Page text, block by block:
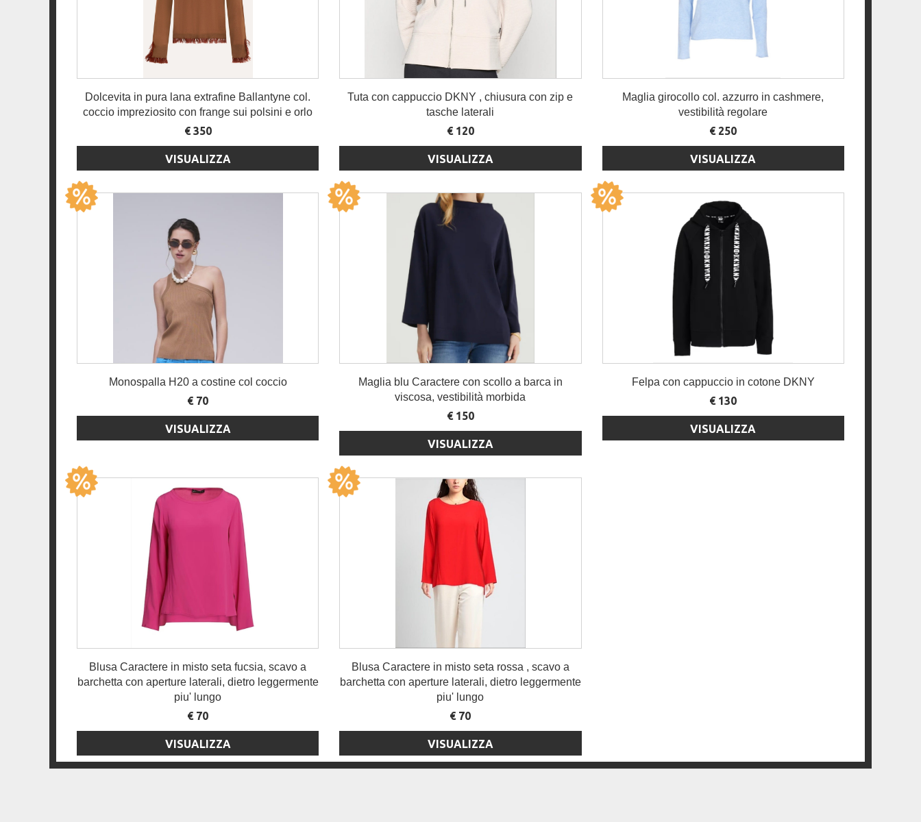
Dolcevita in pura lana extrafine Ballantyne col.
coccio impreziosito con frange sui polsini e orlo
€ 350
VISUALIZZA
Tuta con cappuccio DKNY , chiusura con zip e
tasche laterali
€ 120
VISUALIZZA
Maglia girocollo col. azzurro in cashmere,
vestibilità regolare
€ 250
VISUALIZZA
Monospalla H20 a costine col coccio
€ 70
VISUALIZZA
Maglia blu Caractere con scollo a barca in
viscosa, vestibilità morbida
€ 150
VISUALIZZA
Felpa con cappuccio in cotone DKNY
€ 130
VISUALIZZA
Blusa Caractere in misto seta fucsia, scavo a
barchetta con aperture laterali, dietro leggermente
piu' lungo
€ 70
VISUALIZZA
Blusa Caractere in misto seta rossa , scavo a
barchetta con aperture laterali, dietro leggermente
piu' lungo
€ 70
VISUALIZZA